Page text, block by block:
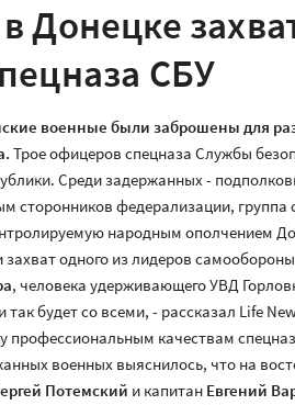
Донецке
СБУ
военные были заброшены для
Трое офицеров спецназа Службы
Среди задержанных -
сторонников федерализации, группа
народным ополчением
одного из лидеров
, человека удерживающего УВД
так будет со всеми, - рассказал Life
профессиональным качествам
военных выяснилось, что на
Потемский и капитан Евгений